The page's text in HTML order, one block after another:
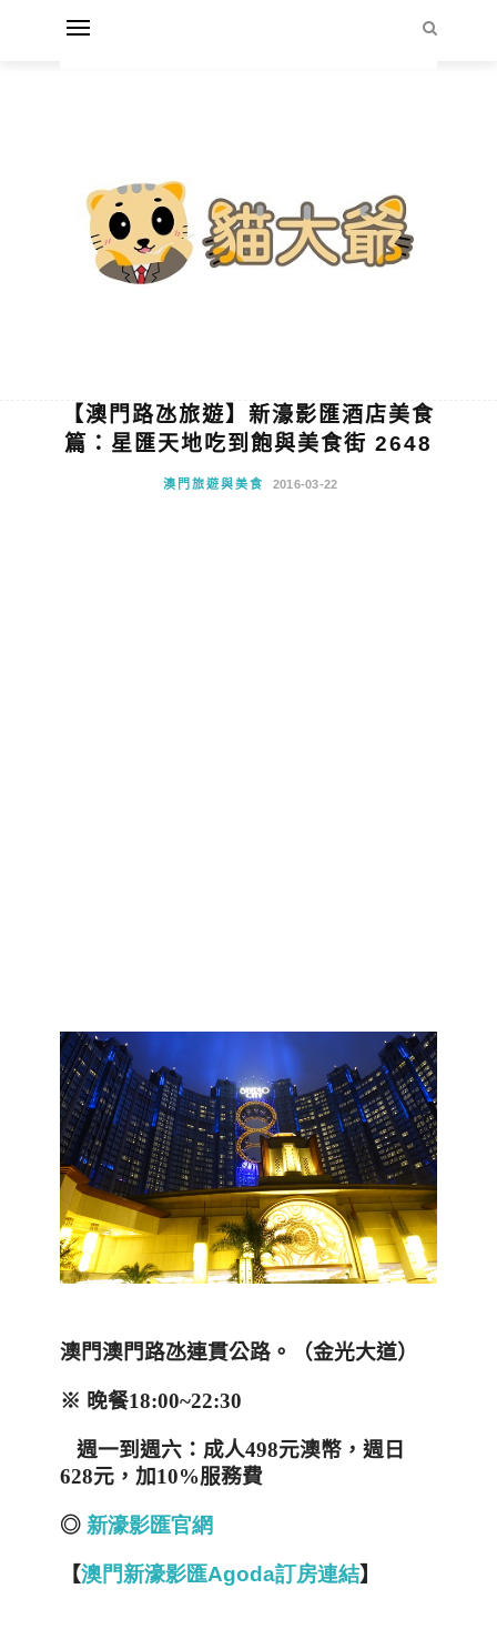
【澳門路氹旅遊】新濠影匯酒店美食
篇：星匯天地吃到飽與美食街 2648
澳門旅遊與美食 2016-03-22
澳門澳門路氹連貫公路 。（金光大道）
※ 晚餐18:00~22:30
週一到週六：成人498元澳幣，週日
628元，加10%服務費
◎ 新濠影匯官網
【澳門新濠影匯Agoda訂房連結】